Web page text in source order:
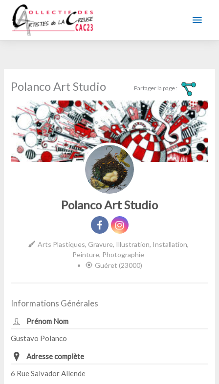
contenu
Polanco Art Studio
Polanco Art Studio
Arts Plastiques, Gravure, Illustration, Installation,
Peinture, Photographie
•
Guéret (23000)
Informations Générales
Prénom Nom
Gustavo Polanco
Adresse complète
6 Rue Salvador Allende